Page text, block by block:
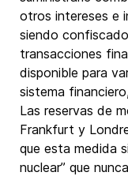
otros intereses e
siendo
transacciones
disponible para
sistema
Las reservas de
Frankfurt y
que esta medida
nuclear” que